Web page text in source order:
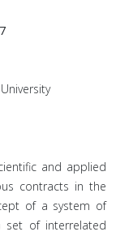
and applied
contracts in the
of a system of
set of interrelated